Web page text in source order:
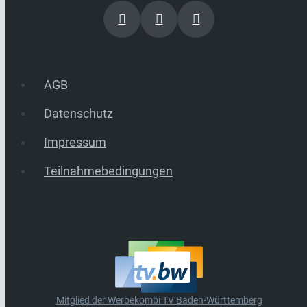
AGB
Datenschutz
Impressum
Teilnahmebedingungen
Mitglied der Werbekombi TV Baden-Württemberg